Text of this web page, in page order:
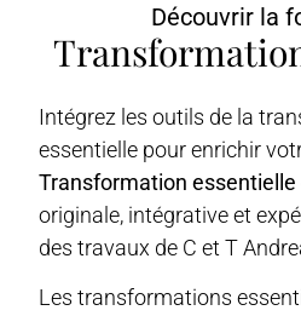
Découvrir la
Intégrez les outils de la
essentielle pour enrichir
Transformation essentielle
originale, intégrative et
des travaux de C et T
Les transformations